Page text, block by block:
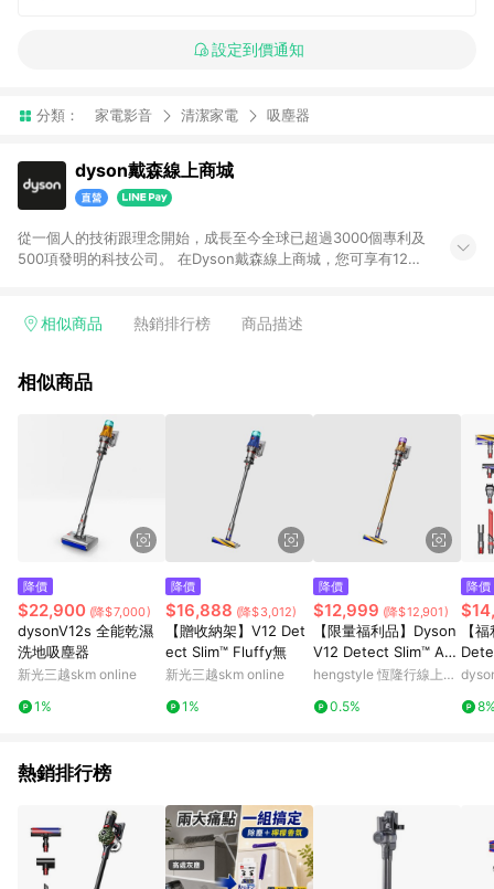
設定到價通知
分類： 家電影音 清潔家電 吸塵器
dyson戴森線上商城
從一個人的技術跟理念開始，成長至今全球已超過3000個專利及
500項發明的科技公司。 在Dyson戴森線上商城，您可享有12期
動。)相似商品 熱銷排行榜 商品描述
相似商品
降價
$22,900 (降$7,000)
dysonV12s 全能乾濕
洗地吸塵器
新光三越skm online
1%
降價
$16,888 (降$3,012)
【贈收納架】V12 Det
ect Slim™ Fluffy無
新光三越skm online
1%
降價
$12,999 (降$12,901)
【限量福利品】Dyson
V12 Detect Slim™ Abs
olute Extra 無線吸塵
hengstyle 恆隆行線上購
0.5%
降價
【
輕量
熱銷排行榜